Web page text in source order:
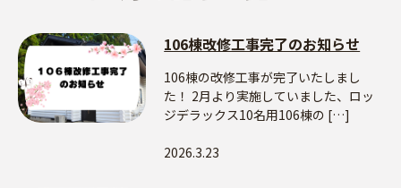
106棟改修工事完了のお知らせ
106棟の改修工事が完了いたしまし
た！ 2月より実施していました、ロッ
ジデラックス10名用106棟の […]
2026.3.23